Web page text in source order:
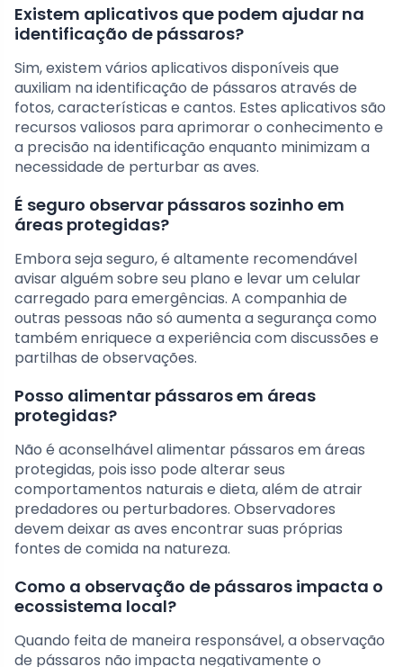
Existem aplicativos que podem ajudar na
identificação de pássaros?
Sim, existem vários aplicativos disponíveis que
auxiliam na identificação de pássaros através de
fotos, características e cantos. Estes aplicativos são
recursos valiosos para aprimorar o conhecimento e
a precisão na identificação enquanto minimizam a
necessidade de perturbar as aves.
É seguro observar pássaros sozinho em
áreas protegidas?
Embora seja seguro, é altamente recomendável
avisar alguém sobre seu plano e levar um celular
carregado para emergências. A companhia de
outras pessoas não só aumenta a segurança como
também enriquece a experiência com discussões e
partilhas de observações.
Posso alimentar pássaros em áreas
protegidas?
Não é aconselhável alimentar pássaros em áreas
protegidas, pois isso pode alterar seus
comportamentos naturais e dieta, além de atrair
predadores ou perturbadores. Observadores
devem deixar as aves encontrar suas próprias
fontes de comida na natureza.
Como a observação de pássaros impacta o
ecossistema local?
Quando feita de maneira responsável, a observação
de pássaros não impacta negativamente o